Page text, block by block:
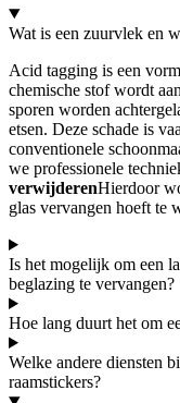
Wat is een zuurvlek en
Acid tagging is een
chemische stof wordt
sporen worden
etsen. Deze schade is
conventionele
we professionele
verwijderenHierdoor
glas vervangen hoeft te
Is het mogelijk om een
beglazing te vervangen?
Hoe lang duurt het om
Welke andere diensten
raamstickers?